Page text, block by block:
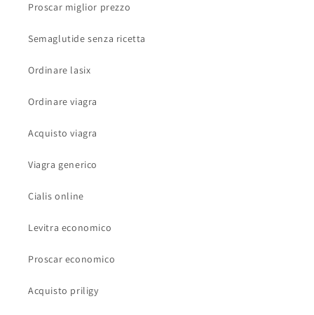
Proscar miglior prezzo
Semaglutide senza ricetta
Ordinare lasix
Ordinare viagra
Acquisto viagra
Viagra generico
Cialis online
Levitra economico
Proscar economico
Acquisto priligy